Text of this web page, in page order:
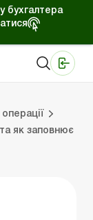
бухгалтера
як заповнює